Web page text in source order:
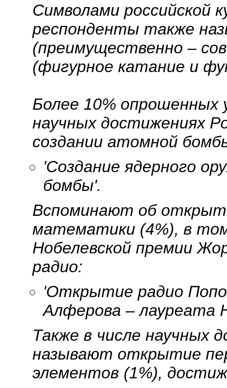
Символами российской
респонденты также
(преимущественно –
(фигурное катание и
Более 10% опрошенных
научных достижениях
создании атомной
'Создание ядерного
бомбы'.
Вспоминают об
математики (4%), в
Нобелевской премии
радио:
'Открытие радио
Алферова – лауреата
Также в числе научных
называют открытие
элементов (1%),